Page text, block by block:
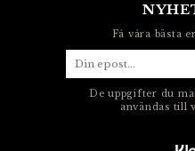
Få våra bästa
De uppgifter du
användas till